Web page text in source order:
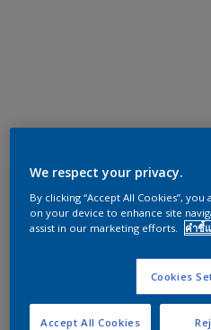
We respect your privacy.
By clicking “Accept All Cookies”,
on your device to enhance site
assist in our marketing efforts.
คำชี้
Cookies
Accept All Cookies